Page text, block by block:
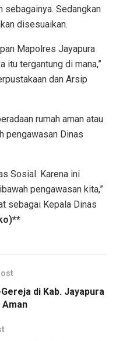
sebagainya. Sedangkan
disesuaikan.
Mapolres Jayapura
itu tergantung di mana,”
dan Arsip
rumah aman atau
pengawasan Dinas
Sosial. Karena ini
pengawasan kita,”
sebagai Kepala Dinas
di Kab. Jayapura